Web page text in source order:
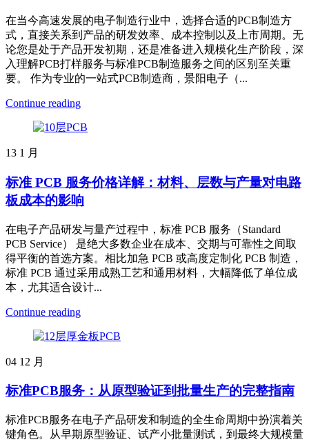
在当今高速发展的电子制造行业中，选择合适的PCB制造方
式，直接关系到产品的研发效率、成本控制以及上市周期。无
论您是处于产品开发初期，还是准备进入规模化生产阶段，深
入理解PCB打样服务与标准PCB制造服务之间的区别至关重
要。 作为专业的一站式PCB制造商，景阳电子（...
Continue reading
13 1 月
标准 PCB 服务价格详解：材料、层数与产量对电路
板成本的影响
在电子产品研发与量产过程中，标准 PCB 服务（Standard
PCB Service） 是绝大多数企业在成本、交期与可靠性之间取
得平衡的首选方案。相比加急 PCB 或高度定制化 PCB 制造，
标准 PCB 通过采用成熟工艺和通用材料，大幅降低了单位成
本，尤其适合设计...
Continue reading
04 12 月
标准PCB服务：从原型验证到批量生产的完整指南
标准PCB服务在电子产品研发和制造的全生命周期中扮演着关
键角色。从早期原型验证、试产小批量测试，到最终大规模量